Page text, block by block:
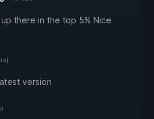
there in the top 5% Nice
version